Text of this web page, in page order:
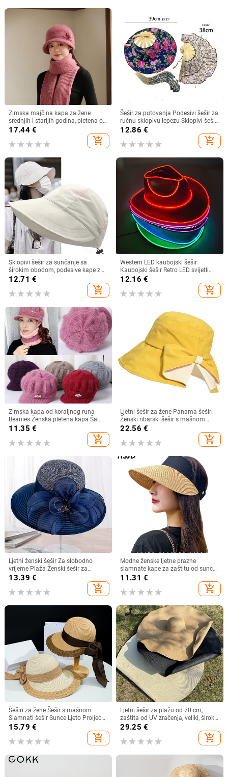
Zimska majčina kapa za žene
srednjih i starijih godina, pletena od
zečjeg krzna, otporna na hladnoću,
topla, vunena kapa plus baršunasta
kapa za umivaonik
17.44€
add_shopping_cart
Šešir za putovanja Podesivi šešir za
ručnu sklopivu lepezu Sklopivi šešir
od bambusa i lepeza Ljetna plaža
12.86 €
add_shopping_cart
Sklopivi šešir za sunčanje sa
širokim obodom, podesive kape za
muškarce, žene, šeširi za plažu,
ljetni brzosušeći viziri, ribarska kapa
12.71 €
add_shopping_cart
Western LED kaubojski šešir
Kaubojski šešir Retro LED svijetli
obod Jazz cilindar Svjetleći
mladenkin šešir Cosplay kostim
Kaubojsko odijelo za žene
12.16 €
add_shopping_cart
Zimska kapa od koraljnog runa
Beanies Ženska pletena kapa Šal
Održava toplinu Vunena pletena
kapa Kapa sa šiltom Dvoslojne
zaštitne kape
11.35 €
add_shopping_cart
Ljetni šešir za žene Panama šeširi
Ženski ribarski šešir s mašnom
Trend ženski šeširi s kantom
Suncobran Prozračne kape za
sunce za žene
22.56 €
add_shopping_cart
Ljetni ženski šešir Za slobodno
vrijeme Plaža Ženski šešir za
sunčanje Elegantni šešir širokog
oboda Svileni šešir s kantom s
cvijetom Ležerna kapa Ženska
13.39 €
add_shopping_cart
Modne ženske ljetne prazne
slamnate kape za zaštitu od sunca
s velikim obodom, podesivi ženski
sportove na plaži
11.31 €
add_shopping_cart
Šeširi za žene Šešir s mašnom
Slamnati šešir Sunce Ljeto Proljeće
Veliki obodi Plaža Na otvorenom
Ženski ljetni šešir Sombreros De
Mujer
15.79 €
add_shopping_cart
Ljetni šešir za plažu od 70 cm,
zaštita od UV zračenja, veliki, široki
obodi, 35 cm, sklopivi slamnati
šeširi, velike sklopive kape za
zaštitu od sunca
29.25 €
add_shopping_cart